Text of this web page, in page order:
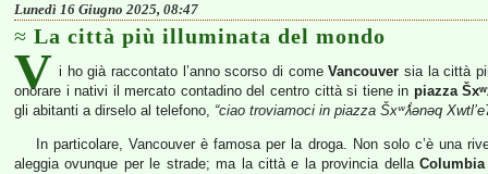
Lunedì 16 Giugno 2025, 08:47
La città più illuminata del mondo
V i ho già raccontato l’anno scorso di comeVancouver sia la città
onorare i nativi il mercato contadino del centro città si tiene in piazza
gli abitanti a dirselo al telefono, “ciao troviamoci in piazza Šxʷƛ̓ənəq
In particolare, Vancouver è famosa per la droga. Non solo c’è una
aleggia ovunque per le strade; ma la città e la provincia della